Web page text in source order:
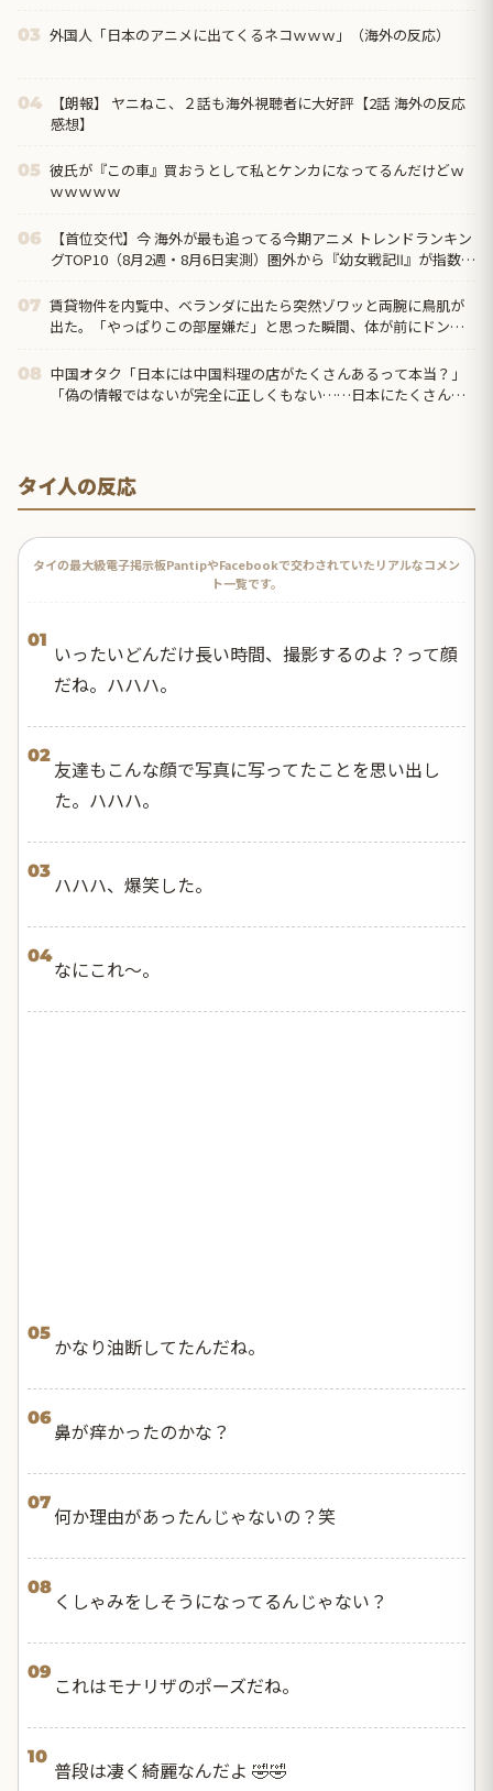
03 外国人「日本のアニメに出てくるネコｗｗｗ」（海外の反応）
04
【朗報】 ヤニねこ、２話も海外視聴者に大好評【2話 海外の反応
感想】
05 彼氏が『この車』買おうとして私とケンカになってるんだけどｗ
ｗｗｗｗｗ
06
【首位交代】今 海外が最も追ってる今期アニメ トレンドランキン
グTOP10（8月2週・8月6日実測）圏外から『幼女戦記Ⅱ』が指数
07 賃貸物件を内覧中、ベランダに出たら突然ゾワッと両腕に鳥肌が
出た。「やっぱりこの部屋嫌だ」と思った瞬間、体が前にドンッ
08 中国オタク「日本には中国料理の店がたくさんあるって本当？」
「偽の情報ではないが完全に正しくもない……日本にたくさんあ
タイ人の反応
タイの最大級電子掲示板PantipやFacebookで交わされていたリアルなコメン
ト一覧です。
01
いったいどんだけ長い時間、撮影するのよ？って顔
だね。ハハハ。
02
友達もこんな顔で写真に写ってたことを思い出し
た。ハハハ。
03
ハハハ、爆笑した。
04
なにこれ〜。
05
かなり油断してたんだね。
06
鼻が痒かったのかな？
07
何か理由があったんじゃないの？笑
08
くしゃみをしそうになってるんじゃない？
09
これはモナリザのポーズだね。
10
普段は凄く綺麗なんだよ 🤣🤣